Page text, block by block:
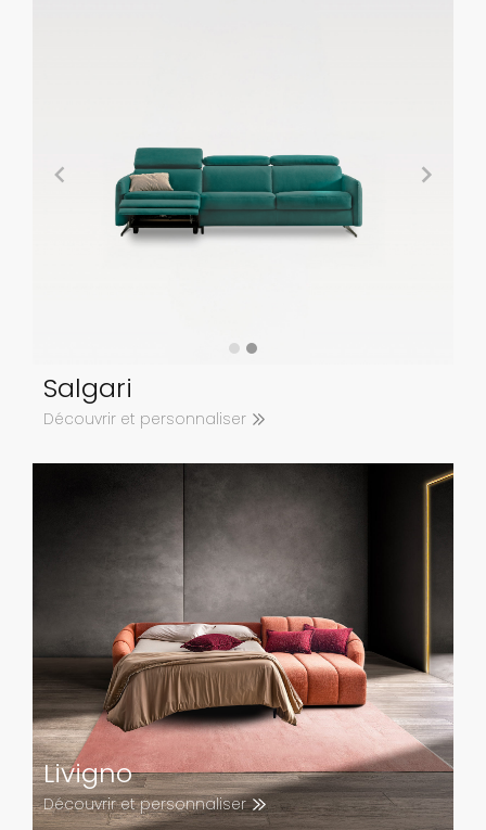
Salgari
Découvrir et personnaliser
Livigno
Découvrir et personnaliser